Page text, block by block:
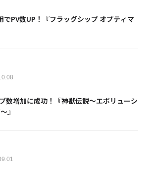
でPV数UP！『フラッグシップ オプティマ
数増加に成功！『神獣伝説～エボリューシ
』